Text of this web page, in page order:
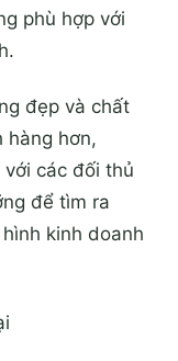
phù hợp với
đẹp và chất
hàng hơn,
các đối thủ
để tìm ra
kinh doanh